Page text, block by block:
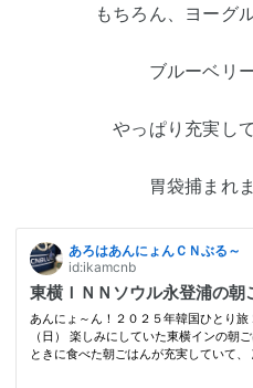
もちろん、ヨーグ
ブルーベリ
やっぱり充実し
胃袋捕まれ